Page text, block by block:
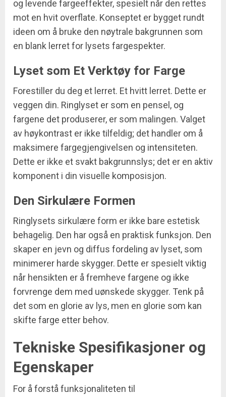
og levende fargeeffekter, spesielt når den rettes
mot en hvit overflate. Konseptet er bygget rundt
ideen om å bruke den nøytrale bakgrunnen som
en blank lerret for lysets fargespekter.
Lyset som Et Verktøy for Farge
Forestiller du deg et lerret. Et hvitt lerret. Dette er
veggen din. Ringlyset er som en pensel, og
fargene det produserer, er som malingen. Valget
av høykontrast er ikke tilfeldig; det handler om å
maksimere fargegjengivelsen og intensiteten.
Dette er ikke et svakt bakgrunnslys; det er en aktiv
komponent i din visuelle komposisjon.
Den Sirkulære Formen
Ringlysets sirkulære form er ikke bare estetisk
behagelig. Den har også en praktisk funksjon. Den
skaper en jevn og diffus fordeling av lyset, som
minimerer harde skygger. Dette er spesielt viktig
når hensikten er å fremheve fargene og ikke
forvrenge dem med uønskede skygger. Tenk på
det som en glorie av lys, men en glorie som kan
skifte farge etter behov.
Tekniske Spesifikasjoner og
Egenskaper
For å forstå funksjonaliteten til